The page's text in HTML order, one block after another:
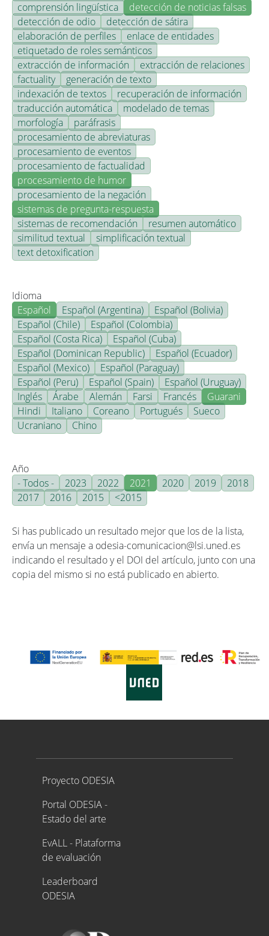
comprensión lingüística
detección de noticias falsas
detección de odio
detección de sátira
elaboración de perfiles
enlace de entidades
etiquetado de roles semánticos
extracción de información
extracción de relaciones
factuality
generación de texto
indexación de textos
recuperación de información
traducción automática
modelado de temas
morfología
paráfrasis
procesamiento de abreviaturas
procesamiento de eventos
procesamiento de factualidad
procesamiento de humor
procesamiento de la negación
sistemas de pregunta-respuesta
sistemas de recomendación
resumen automático
similitud textual
simplificación textual
text detoxification
Idioma
Español
Español (Argentina)
Español (Bolivia)
Español (Chile)
Español (Colombia)
Español (Costa Rica)
Español (Cuba)
Español (Dominican Republic)
Español (Ecuador)
Español (Mexico)
Español (Paraguay)
Español (Peru)
Español (Spain)
Español (Uruguay)
Inglés
Árabe Alemán Farsi Francés
Guarani
Hindi
Italiano Coreano Portugués
Sueco
Ucraniano
Chino
Año
- Todos -
2023 2022 2021 2020 2019
2018
2017
2016 2015 <2015
Si has publicado un resultado mejor que los de la lista,
envía un mensaje a odesia-comunicacion@lsi.uned.es
indicando el resultado y el DOI del artículo, junto con una
copia del mismo si no está publicado en abierto.
Proyecto ODESIA
Proyecto ODESIA
Portal ODESIA -
Estado del arte
EvALL - Plataforma
de evaluación
Leaderboard
ODESIA